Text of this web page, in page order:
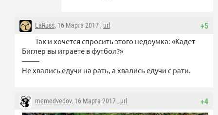
+5
LaRuss, 16 Марта 2017 , url
Так и хочется спросить этого недоумка: «Кадет
Биглер вы играете в футбол?»
---------
Не хвались едучи на рать, а хвались едучи с рати.
+4
memedvedov, 16 Марта 2017 , url